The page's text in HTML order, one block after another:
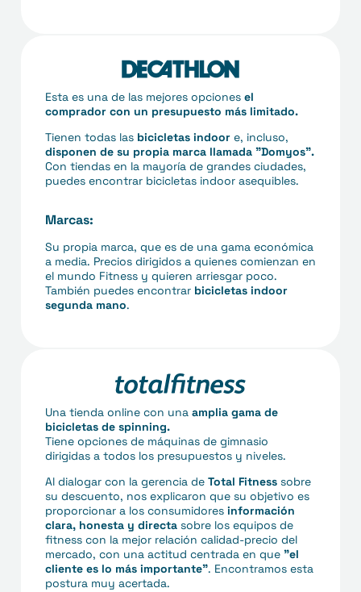
Esta es una de las mejores opciones el
comprador con un presupuesto más limitado.
Tienen todas las bicicletas indoor e, incluso,
disponen de su propia marca llamada "Domyos".
Con tiendas en la mayoría de grandes ciudades,
puedes encontrar bicicletas indoor asequibles.
Marcas:
Su propia marca, que es de una gama económica
a media. Precios dirigidos a quienes comienzan en
el mundo Fitness y quieren arriesgar poco.
También puedes encontrar bicicletas indoor
segunda mano.
Una tienda online con una amplia gama de
bicicletas de spinning.
Tiene opciones de máquinas de gimnasio
dirigidas a todos los presupuestos y niveles.
Al dialogar con la gerencia de Total Fitness sobre
su descuento, nos explicaron que su objetivo es
proporcionar a los consumidores información
clara, honesta y directa sobre los equipos de
fitness con la mejor relación calidad-precio del
mercado, con una actitud centrada en que "el
cliente es lo más importante". Encontramos esta
postura muy acertada.